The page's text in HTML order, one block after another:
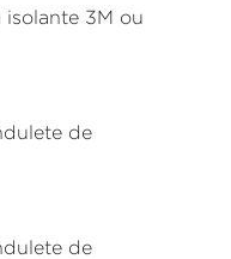
3M ou
de
de